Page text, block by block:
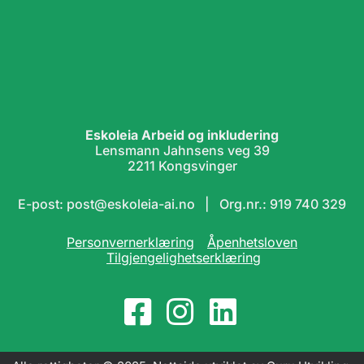
Eskoleia Arbeid og inkludering
Lensmann Jahnsens veg 39
2211 Kongsvinger
E-post: post@eskoleia-ai.no | Org.nr.: 919 740 329
Personvernerklæring
Åpenhetsloven
Tilgjengelighetserklæring